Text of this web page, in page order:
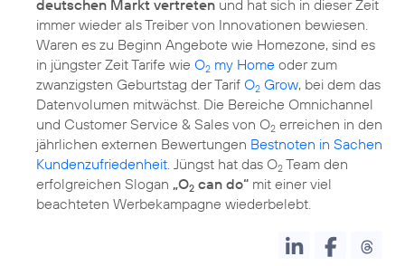
deutschen Markt vertreten und hat sich in dieser Zeit
immer wieder als Treiber von Innovationen bewiesen.
Waren es zu Beginn Angebote wie Homezone, sind es
in jüngster Zeit Tarife wie O2 my Home oder zum
zwanzigsten Geburtstag der Tarif O2 Grow, bei dem das
Datenvolumen mitwächst. Die Bereiche Omnichannel
und Customer Service & Sales von O2 erreichen in den
jährlichen externen Bewertungen Bestnoten in Sachen
Kundenzufriedenheit. Jüngst hat das O2 Team den
erfolgreichen Slogan „O2 can do“ mit einer viel
beachteten Werbekampagne wiederbelebt.